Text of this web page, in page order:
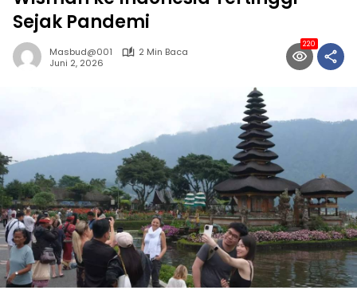
Sejak Pandemi
Masbud@001
2 Min Baca
Juni 2, 2026
220